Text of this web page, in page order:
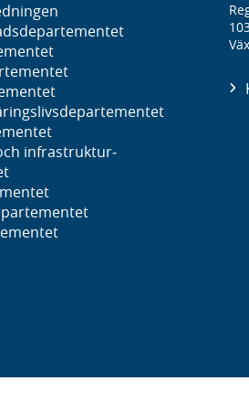
infrastruktur­